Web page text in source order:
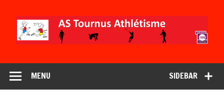
SIDEBAR
MENU